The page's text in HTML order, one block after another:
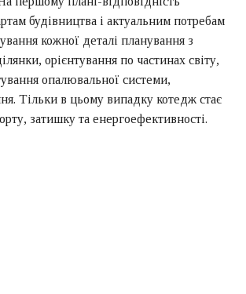
будівництва і актуальним потребам
кожної деталі планування з
орієнтування по частинах світу,
опалювальної системи,
Тільки в цьому випадку котедж стає
затишку та енергоефективності.